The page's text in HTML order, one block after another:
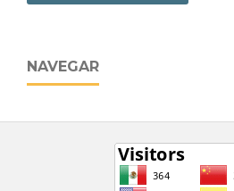
NAVEGAR